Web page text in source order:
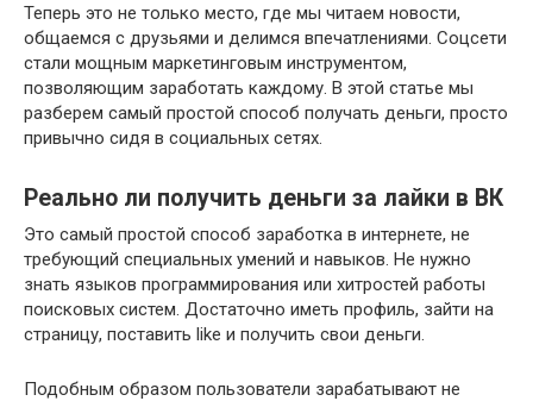
Теперь это не только место, где мы читаем новости,
общаемся с друзьями и делимся впечатлениями. Соцсети
стали мощным маркетинговым инструментом,
позволяющим заработать каждому. В этой статье мы
разберем самый простой способ получать деньги, просто
привычно сидя в социальных сетях.
Реально ли получить деньги за лайки в ВК
Это самый простой способ заработка в интернете, не
требующий специальных умений и навыков. Не нужно
знать языков программирования или хитростей работы
поисковых систем. Достаточно иметь профиль, зайти на
страницу, поставить like и получить свои деньги.
Подобным образом пользователи зарабатывают не